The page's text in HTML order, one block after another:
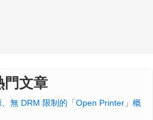
門文章
無 DRM 限制的「Open Printer」概